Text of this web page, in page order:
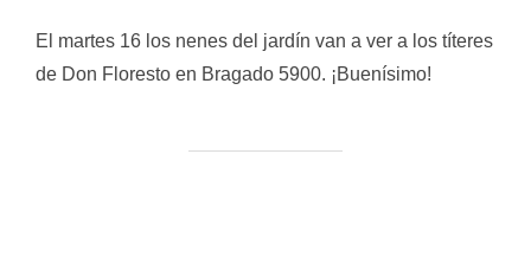
El martes 16 los nenes del jardín van a ver a los títeres
de Don Floresto en Bragado 5900. ¡Buenísimo!